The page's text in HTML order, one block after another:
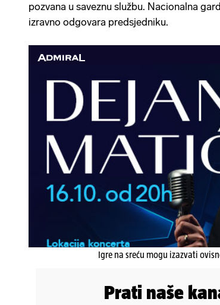
pozvana u saveznu službu. Nacionalna
izravno odgovara predsjedniku.
Igre na sreću mogu izazvati
Prati naše